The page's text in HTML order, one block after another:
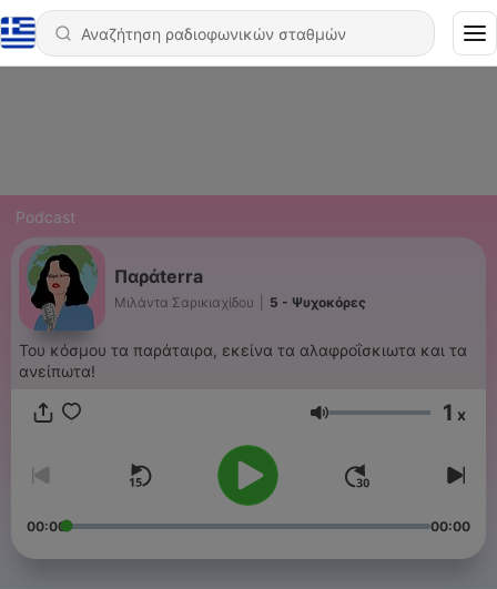
Podcast
Παράterra
Μιλάντα Σαρικιαχίδου 5 - Ψυχοκόρες
Του κόσμου τα παράταιρα, εκείνα τα αλαφροΐσκιωτα και τα
ανείπωτα!
Ένταση 1 x
00:00 00:00